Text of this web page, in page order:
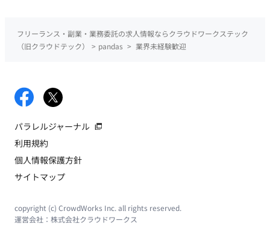
フリーランス・副業・業務委託の求人情報ならクラウドワークステック
（旧クラウドテック）
> pandas > 業界未経験歓迎
パラレルジャーナル
利用規約
個人情報保護方針
サイトマップ
copyright (c) CrowdWorks Inc. all rights reserved.
運営会社： 株式会社クラウドワークス